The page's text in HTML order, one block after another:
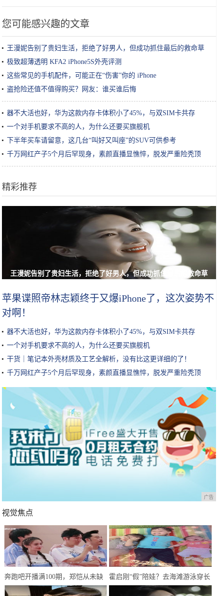
您可能感兴趣的文章
王漫妮告别了贵妇生活，拒绝了好男人，但成功抓住最后的救命草
极致超薄透明 KFA2 iPhone5S外壳评测
这些常见的手机配件，可能正在“伤害”你的 iPhone
盗抢险还值不值得购买？网友：谁买谁后悔
器不大活也好，华为这款内存卡体积小了45%，与双SIM卡共存
一个对手机要求不高的人，为什么还要买旗舰机
下半年买车请留意，这几台“叫好又叫座”的SUV可供参考
千万网红产子5个月后罕现身，素颜直播显憔悴，脱发严重险秃顶
精彩推荐
王漫妮告别了贵妇生活，拒绝了好男人，但成功抓住最后的救命草
苹果谍照帝林志颖终于又爆iPhone了，这次姿势不
对啊！
器不大活也好，华为这款内存卡体积小了45%，与双SIM卡共存
一个对手机要求不高的人，为什么还要买旗舰机
干货｜笔记本外壳材质及工艺全解析，没有比这更详细的了！
千万网红产子5个月后罕现身，素颜直播显憔悴，脱发严重险秃顶
广告
视觉焦点
奔跑吧开播满100期，郑恺从未缺
席，为何却成郭麒麟口中大傻小子
霍启刚“假”陪娃？去海滩游泳穿长
裤球鞋，还不如爷爷霍震霆投入